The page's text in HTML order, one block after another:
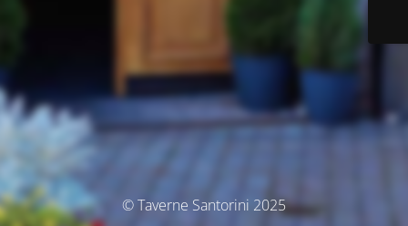
© Taverne Santorini 2025